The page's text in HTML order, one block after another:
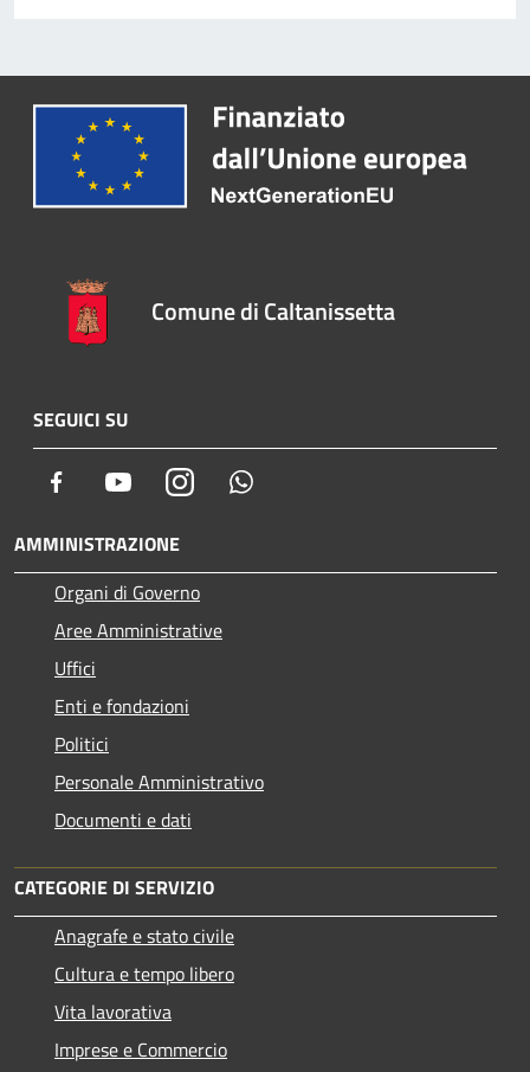
Comune di Caltanissetta
SEGUICI SU
Facebook YoutubeInstagram
AMMINISTRAZIONE
Organi di Governo
Aree Amministrative
Uffici
Enti e fondazioni
Politici
Personale Amministrativo
Documenti e dati
CATEGORIE DI SERVIZIO
Anagrafe e stato civile
Cultura e tempo libero
Vita lavorativa
Imprese e Commercio